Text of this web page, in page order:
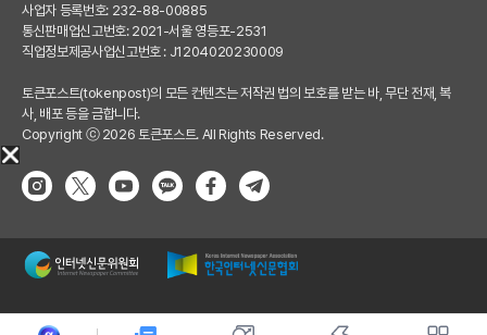
사업자 등록번호: 232-88-00885
통신판매업신고번호: 2021-서울 영등포-2531
직업정보제공사업신고번호 : J1204020230009
토큰포스트(tokenpost)의 모든 컨텐츠는 저작권 법의 보호를 받는 바, 무단 전재, 복
사, 배포 등을 금합니다.
Copyright ⓒ 2026 토큰포스트. All Rights Reserved.